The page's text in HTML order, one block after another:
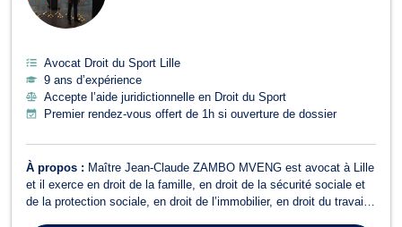
Avocat Droit du Sport Lille
9 ans d’expérience
Accepte l’aide juridictionnelle en Droit du Sport
Premier rendez-vous offert de 1h si ouverture de dossier
À propos : Maître Jean-Claude ZAMBO MVENG est avocat à Lille
et il exerce en droit de la famille, en droit de la sécurité sociale et
de la protection sociale, en droit de l’immobilier, en droit du travail